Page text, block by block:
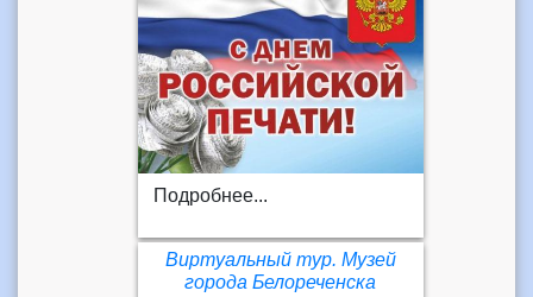
Подробнее...
Виртуальный тур. Музей
города Белореченска